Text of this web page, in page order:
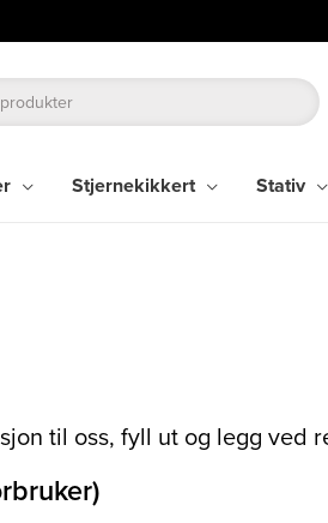
Stjernekikkert Stativ
til oss, fyll ut og legg ved